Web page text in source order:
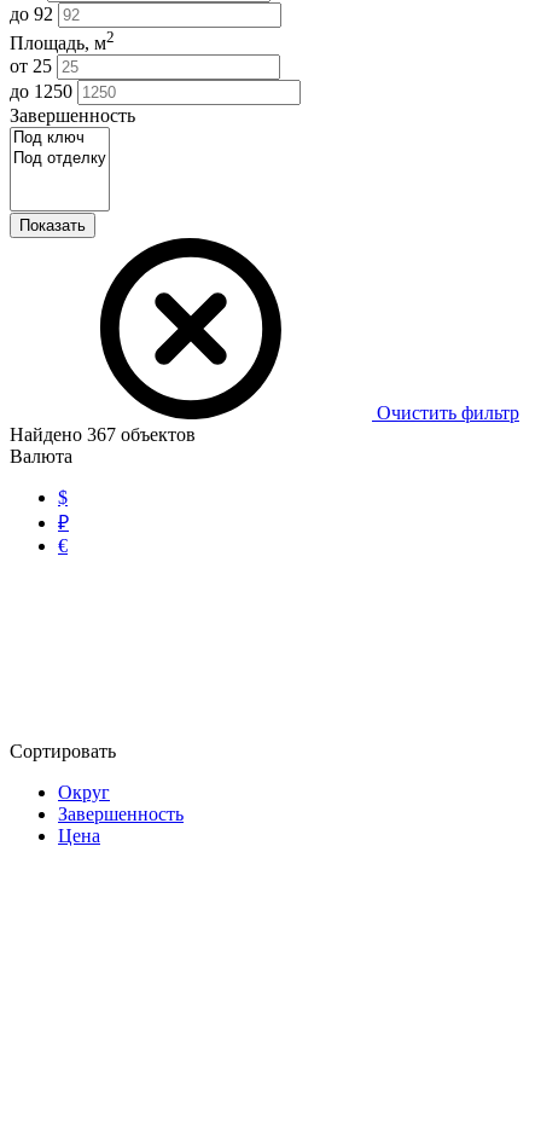
до 92
Площадь, м2
от 25
до 1250
Завершенность
Показать
Очистить фильтр
Найдено 367 объектов
Валюта
$
₽
€
Сортировать
Округ
Завершенность
Цена